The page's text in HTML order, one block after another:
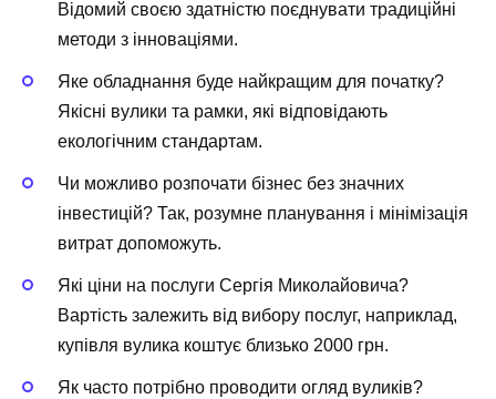
Відомий своєю здатністю поєднувати традиційні
методи з інноваціями.
Яке обладнання буде найкращим для початку?
Якісні вулики та рамки, які відповідають
екологічним стандартам.
Чи можливо розпочати бізнес без значних
інвестицій? Так, розумне планування і мінімізація
витрат допоможуть.
Які ціни на послуги Сергія Миколайовича?
Вартість залежить від вибору послуг, наприклад,
купівля вулика коштує близько 2000 грн.
Як часто потрібно проводити огляд вуликів?